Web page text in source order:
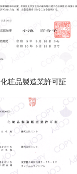
化粧品製造業許可証